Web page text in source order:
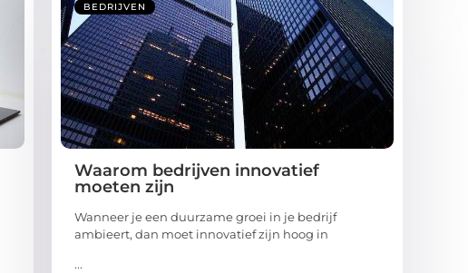
BEDRIJVEN
Waarom bedrijven innovatief
moeten zijn
Wanneer je een duurzame groei in je bedrijf
ambieert, dan moet innovatief zijn hoog in
...